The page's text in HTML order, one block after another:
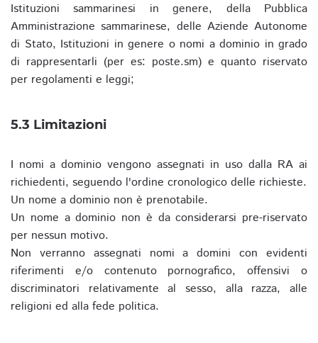
Istituzioni sammarinesi in genere, della Pubblica
Amministrazione sammarinese, delle Aziende Autonome
di Stato, Istituzioni in genere o nomi a dominio in grado
di rappresentarli (per es: poste.sm) e quanto riservato
per regolamenti e leggi;
5.3 Limitazioni
I nomi a dominio vengono assegnati in uso dalla RA ai
richiedenti, seguendo l'ordine cronologico delle richieste.
Un nome a dominio non è prenotabile.
Un nome a dominio non è da considerarsi pre-riservato
per nessun motivo.
Non verranno assegnati nomi a domini con evidenti
riferimenti e/o contenuto pornografico, offensivi o
discriminatori relativamente al sesso, alla razza, alle
religioni ed alla fede politica.